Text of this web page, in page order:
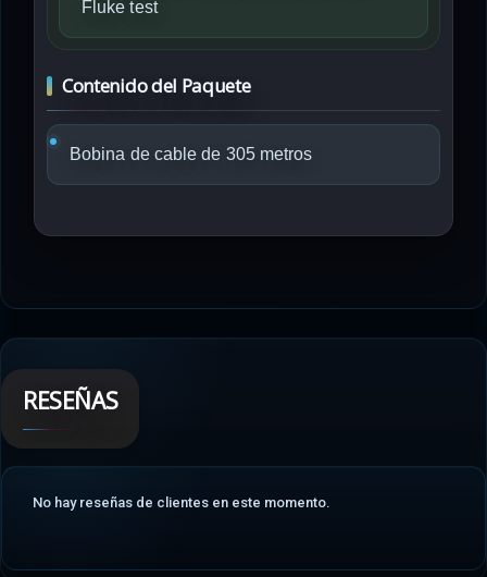
Fluke test
Contenido del Paquete
Bobina de cable de 305 metros
RESEÑAS
No hay reseñas de clientes en este momento.